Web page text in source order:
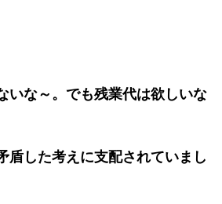
いな～。でも残業代は欲しいな
盾した考えに支配されていまし